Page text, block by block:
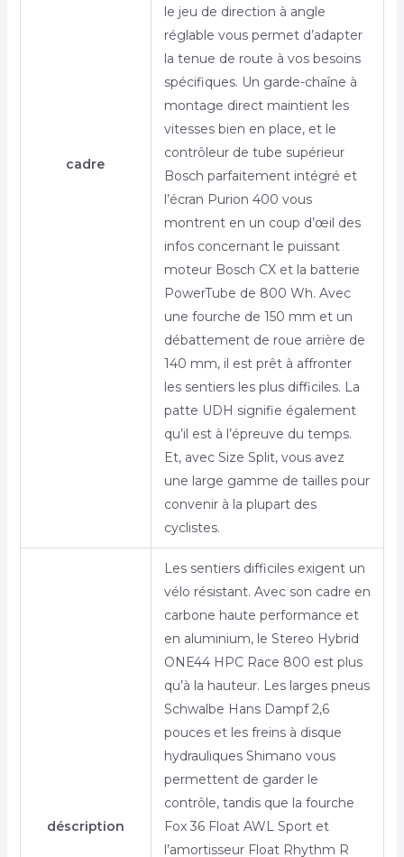
cadre
le jeu de direction à angle
réglable vous permet d’adapter
la tenue de route à vos besoins
spécifiques. Un garde-chaîne à
montage direct maintient les
vitesses bien en place, et le
contrôleur de tube supérieur
Bosch parfaitement intégré et
l’écran Purion 400 vous
montrent en un coup d’œil des
infos concernant le puissant
moteur Bosch CX et la batterie
PowerTube de 800 Wh. Avec
une fourche de 150 mm et un
débattement de roue arrière de
140 mm, il est prêt à affronter
les sentiers les plus difficiles. La
patte UDH signifie également
qu’il est à l’épreuve du temps.
Et, avec Size Split, vous avez
une large gamme de tailles pour
convenir à la plupart des
cyclistes.
déscription
Les sentiers difficiles exigent un
vélo résistant. Avec son cadre en
carbone haute performance et
en aluminium, le Stereo Hybrid
ONE44 HPC Race 800 est plus
qu’à la hauteur. Les larges pneus
Schwalbe Hans Dampf 2,6
pouces et les freins à disque
hydrauliques Shimano vous
permettent de garder le
contrôle, tandis que la fourche
Fox 36 Float AWL Sport et
l’amortisseur Float Rhythm R